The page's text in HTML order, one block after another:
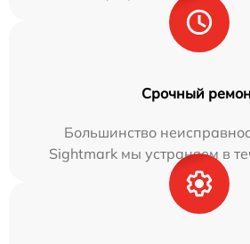
Срочный
Большинство
Sightmark мы устраняем в